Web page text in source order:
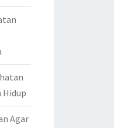
Hidup
Agar